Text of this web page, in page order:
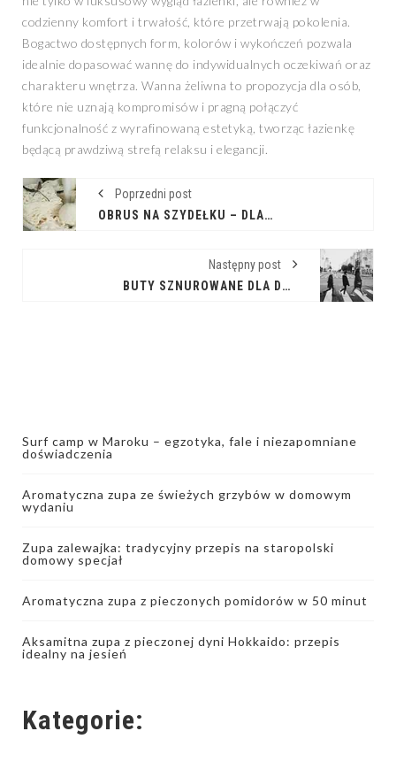
codzienny komfort i trwałość, które przetrwają pokolenia.
Bogactwo dostępnych form, kolorów i wykończeń pozwala
idealnie dopasować wannę do indywidualnych oczekiwań oraz
charakteru wnętrza. Wanna żeliwna to propozycja dla osób,
które nie uznają kompromisów i pragną połączyć
funkcjonalność z wyrafinowaną estetyką, tworząc łazienkę
będącą prawdziwą strefą relaksu i elegancji.
Poprzedni post
OBRUS NA SZYDEŁKU – DLACZEGO RĘKODZIEŁO WRACA DO WNĘTRZ Z TAKĄ SIŁĄ?
Następny post
BUTY SZNUROWANE DLA DZIECI – DLACZEGO SĄ NAJLEPSZYM WYBOREM DLA ROZWIJAJĄCYCH SIĘ STÓP?
Surf camp w Maroku – egzotyka, fale i niezapomniane
doświadczenia
Aromatyczna zupa ze świeżych grzybów w domowym
wydaniu
Zupa zalewajka: tradycyjny przepis na staropolski
domowy specjał
Aromatyczna zupa z pieczonych pomidorów w 50 minut
Aksamitna zupa z pieczonej dyni Hokkaido: przepis
idealny na jesień
Kategorie: